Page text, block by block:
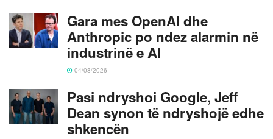
Gara mes OpenAI dhe
Anthropic po ndez alarmin në
industrinë e AI
04/08/2026
Pasi ndryshoi Google, Jeff
Dean synon të ndryshojë edhe
shkencën